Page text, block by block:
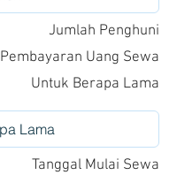
Jumlah Penghuni
Pembayaran Uang Sewa
Untuk Berapa Lama
Tanggal Mulai Sewa